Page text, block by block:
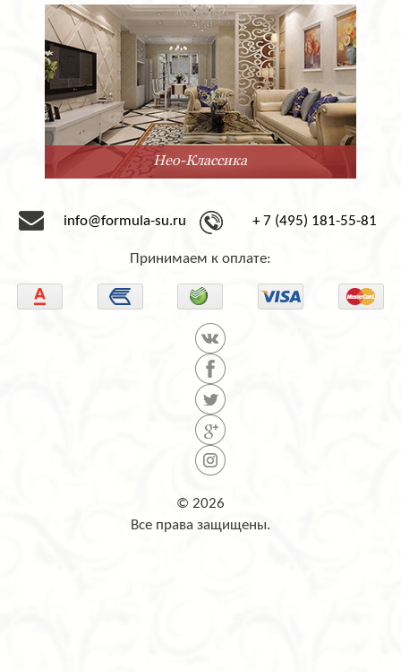
Нео-Классика
info@formula-su.ru + 7 (495) 181-55-81
Принимаем к оплате:
© 2026
Все права защищены.